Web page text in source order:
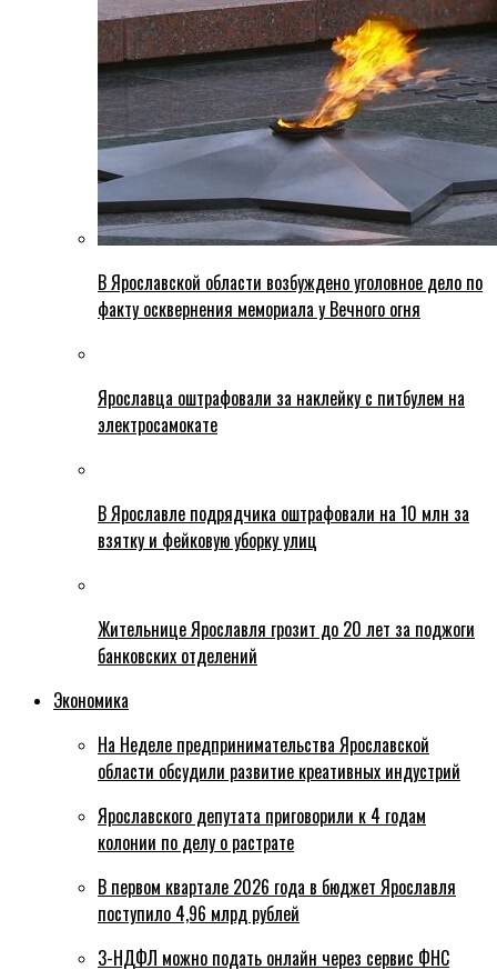
В Ярославской области возбуждено уголовное дело по
факту осквернения мемориала у Вечного огня
Ярославца оштрафовали за наклейку с питбулем на
электросамокате
В Ярославле подрядчика оштрафовали на 10 млн за
взятку и фейковую уборку улиц
Жительнице Ярославля грозит до 20 лет за поджоги
банковских отделений
Экономика
На Неделе предпринимательства Ярославской
области обсудили развитие креативных индустрий
Ярославского депутата приговорили к 4 годам
колонии по делу о растрате
В первом квартале 2026 года в бюджет Ярославля
поступило 4,96 млрд рублей
3-НДФЛ можно подать онлайн через сервис ФНС